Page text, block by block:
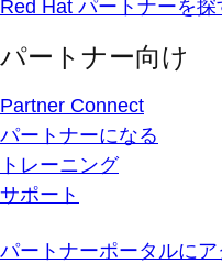
Red Hat パートナーを探
パートナー向け
Partner Connect
パートナーになる
トレーニング
サポート
パートナーポータルにア